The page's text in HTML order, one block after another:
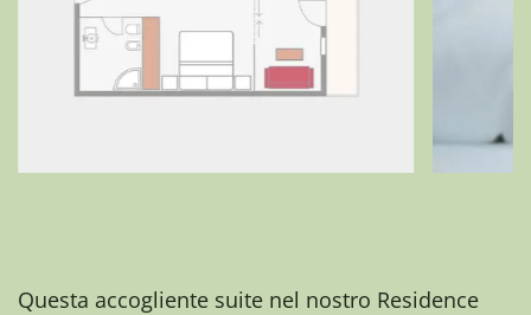
Questa accogliente suite nel nostro Residence